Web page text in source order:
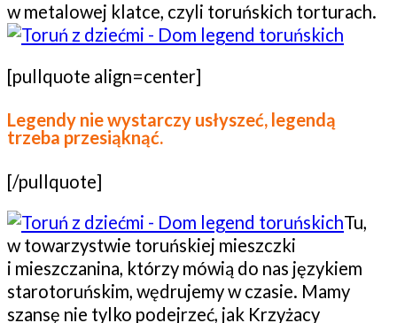
w metalowej klatce, czyli toruńskich torturach.
[pullquote align=center]
Legendy nie wystarczy usłyszeć, legendą
trzeba przesiąknąć.
[/pullquote]
Tu,
w towarzystwie toruńskiej mieszczki
i mieszczanina, którzy mówią do nas językiem
starotoruńskim, wędrujemy w czasie. Mamy
szansę nie tylko podejrzeć, jak Krzyżacy